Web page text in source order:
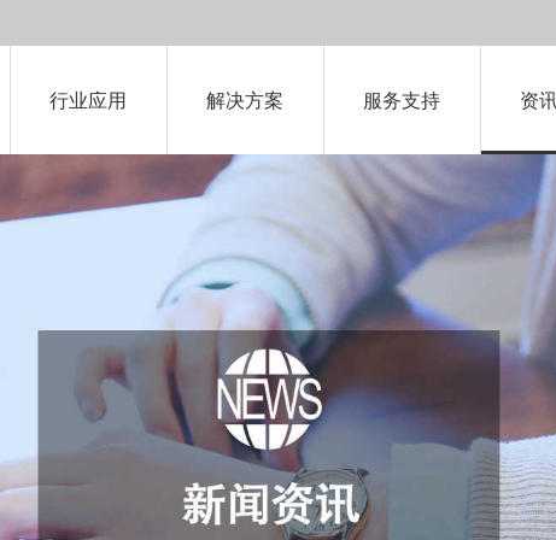
行业应用 解决方案 服务支持 资